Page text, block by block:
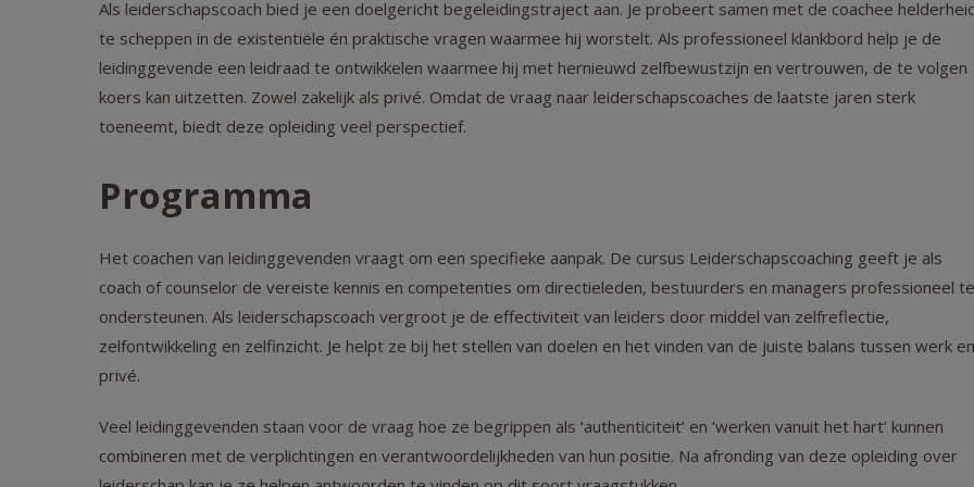
Als leiderschapscoach bied je een doelgericht begeleidingstraject aan. Je probeert samen met de coachee
te scheppen in de existentiële én praktische vragen waarmee hij worstelt. Als professioneel klankbord help je de
leidinggevende een leidraad te ontwikkelen waarmee hij met hernieuwd zelfbewustzijn en vertrouwen, de te volgen
koers kan uitzetten. Zowel zakelijk als privé. Omdat de vraag naar leiderschapscoaches de laatste jaren sterk
toeneemt, biedt deze opleiding veel perspectief.
Programma
Het coachen van leidinggevenden vraagt om een specifieke aanpak. De cursus Leiderschapscoaching geeft je als
coach of counselor de vereiste kennis en competenties om directieleden, bestuurders en managers professioneel te
ondersteunen. Als leiderschapscoach vergroot je de effectiviteit van leiders door middel van zelfreflectie,
zelfontwikkeling en zelfinzicht. Je helpt ze bij het stellen van doelen en het vinden van de juiste balans tussen werk en
privé.
Veel leidinggevenden staan voor de vraag hoe ze begrippen als ‘authenticiteit’ en ‘werken vanuit het hart’ kunnen
combineren met de verplichtingen en verantwoordelijkheden van hun positie. Na afronding van deze opleiding over